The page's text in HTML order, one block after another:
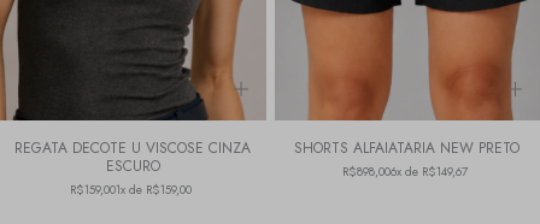
REGATA DECOTE U VISCOSE CINZA
ESCURO
R$159,001x de R$159,00
SHORTS ALFAIATARIA NEW PRETO
R$898,006x de R$149,67